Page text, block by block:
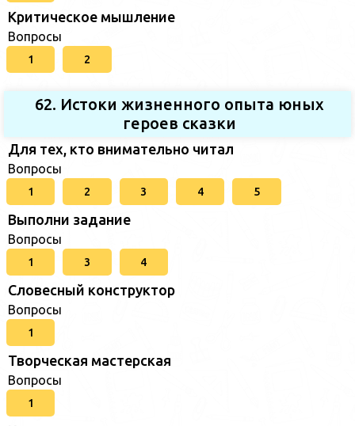
Критическое мышление
Вопросы
1 2
62. Истоки жизненного опыта юных
героев сказки
Для тех, кто внимательно читал
Вопросы
1 2 3 4 5
Выполни задание
Вопросы
1 3 4
Словесный конструктор
Вопросы
1
Творческая мастерская
Вопросы
1